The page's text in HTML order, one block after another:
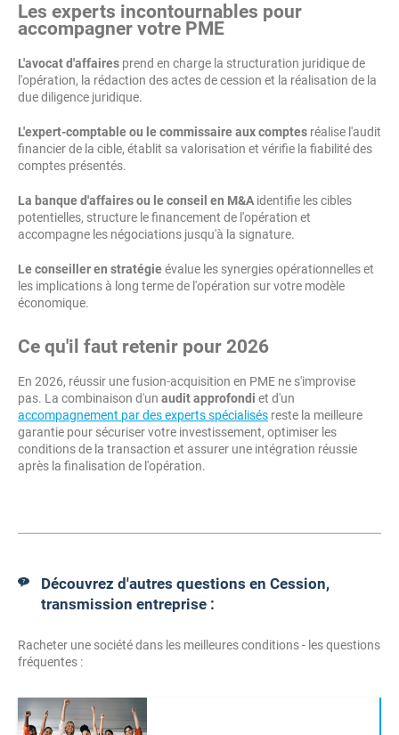
Les experts incontournables pour
accompagner votre PME
L'avocat d'affaires prend en charge la structuration juridique de
l'opération, la rédaction des actes de cession et la réalisation de la
due diligence juridique.
L'expert-comptable ou le commissaire aux comptes réalise l'audit
financier de la cible, établit sa valorisation et vérifie la fiabilité des
comptes présentés.
La banque d'affaires ou le conseil en M&A identifie les cibles
potentielles, structure le financement de l'opération et
accompagne les négociations jusqu'à la signature.
Le conseiller en stratégieévalue les synergies opérationnelles et
les implications à long terme de l'opération sur votre modèle
économique.
Ce qu'il faut retenir pour 2026
En 2026, réussir une fusion-acquisition en PME ne s'improvise
pas. La combinaison d'un audit approfondi et d'un
accompagnement par des experts spécialisés reste la meilleure
garantie pour sécuriser votre investissement, optimiser les
conditions de la transaction et assurer une intégration réussie
après la finalisation de l'opération.
Découvrez d'autres questions en Cession,
transmission entreprise :
Racheter une société dans les meilleures conditions - les questions
fréquentes :